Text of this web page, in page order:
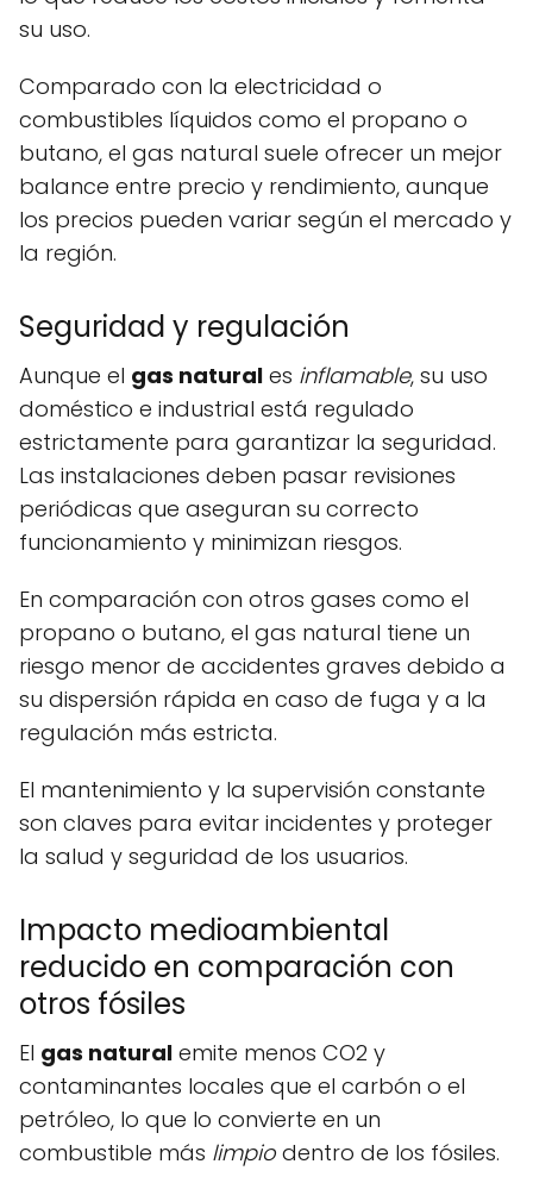
su uso.
Comparado con la electricidad o
combustibles líquidos como el propano o
butano, el gas natural suele ofrecer un mejor
balance entre precio y rendimiento, aunque
los precios pueden variar según el mercado y
la región.
Seguridad y regulación
Aunque el gas natural es inflamable, su uso
doméstico e industrial está regulado
estrictamente para garantizar la seguridad.
Las instalaciones deben pasar revisiones
periódicas que aseguran su correcto
funcionamiento y minimizan riesgos.
En comparación con otros gases como el
propano o butano, el gas natural tiene un
riesgo menor de accidentes graves debido a
su dispersión rápida en caso de fuga y a la
regulación más estricta.
El mantenimiento y la supervisión constante
son claves para evitar incidentes y proteger
la salud y seguridad de los usuarios.
Impacto medioambiental
reducido en comparación con
otros fósiles
El gas natural emite menos CO2 y
contaminantes locales que el carbón o el
petróleo, lo que lo convierte en un
combustible más limpio dentro de los fósiles.